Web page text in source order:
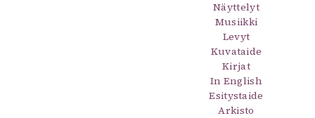
Näyttelyt
Musiikki
Levyt
Kuvataide
Kirjat
In English
Esitystaide
Arkisto